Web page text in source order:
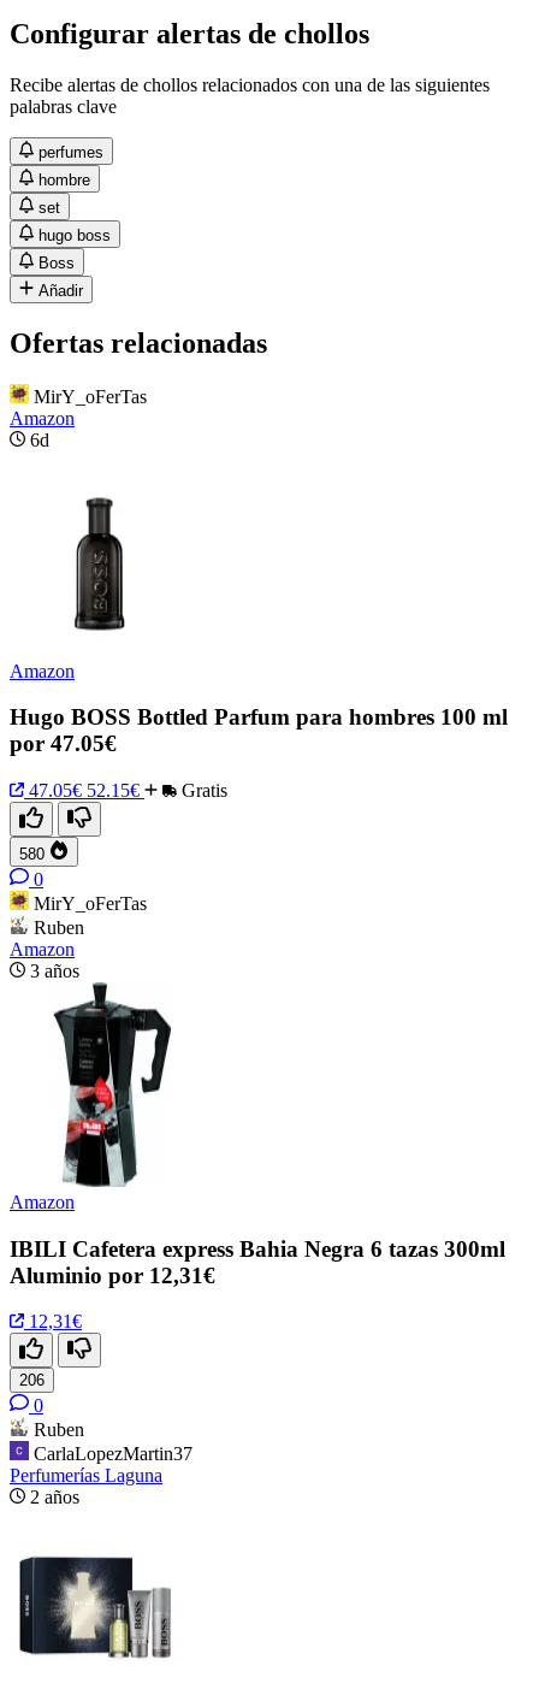
Configurar alertas de chollos
Recibe alertas de chollos relacionados con una de las siguientes
palabras clave
perfumes
hombre
set
hugo boss
Boss
Añadir
Ofertas relacionadas
MirY_oFerTas
Amazon
6d
Amazon
Hugo BOSS Bottled Parfum para hombres 100 ml
por 47.05€
47.05€ 52.15€ Gratis
580
0
MirY_oFerTas
Ruben
Amazon
3 años
Amazon
IBILI Cafetera express Bahia Negra 6 tazas 300ml
Aluminio por 12,31€
12,31€
206
0
Ruben
CarlaLopezMartin37
Perfumerías Laguna
2 años